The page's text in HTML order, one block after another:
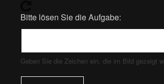
Bitte lösen Sie die Aufgabe:
Geben Sie die Zeichen ein, die im Bild gezeigt